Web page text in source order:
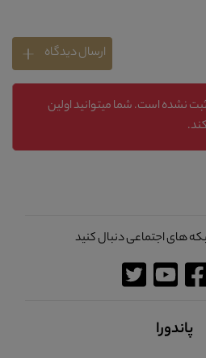
ارسال دیدگاه
نشده است. شما میتوانید اولین
های اجتماعی دنبال کنید
پاندورا